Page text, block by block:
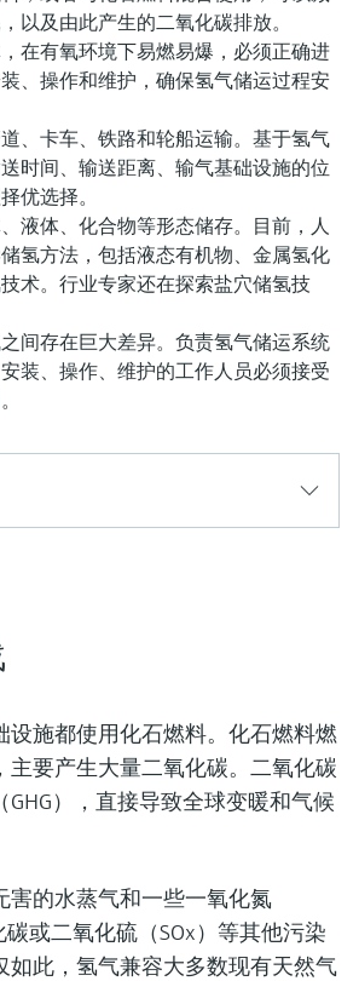
择测量仪表
的测量设备、软件或
计算软件
并配置产品
量
with pressure
析仪
变送器
感器
用蒸汽
焦点
发展解决方案
业转型升级
，赋能卓越运营
讨会、展会、峰会或
中灵活选择。China
以及由此产生的二氧化碳排放。
在有氧环境下易燃易爆，必须正确进
、操作和维护，确保氢气储运过程安
、卡车、铁路和轮船运输。基于氢气
时间、输送距离、输气基础设施的位
优选择。
液体、化合物等形态储存。目前，人
氢方法，包括液态有机物、金属氢化
术。行业专家还在探索盐穴储氢技
间存在巨大差异。负责氢气储运系统
装、操作、维护的工作人员必须接受
设施都使用化石燃料。化石燃料燃
主要产生大量二氧化碳。二氧化碳
），直接导致全球变暖和气候
害的水蒸气和一些一氧化氮
碳或二氧化硫（SOx）等其他污染
如此，氢气兼容大多数现有天然气